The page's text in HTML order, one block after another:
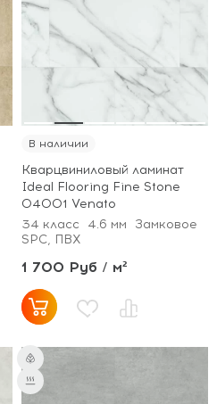
В наличии
Кварцвиниловый ламинат
Ideal Flooring Fine Stone
04001 Venato
34 класс
4.6 мм
Замковое
SPC, ПВХ
1 700 Руб / м²